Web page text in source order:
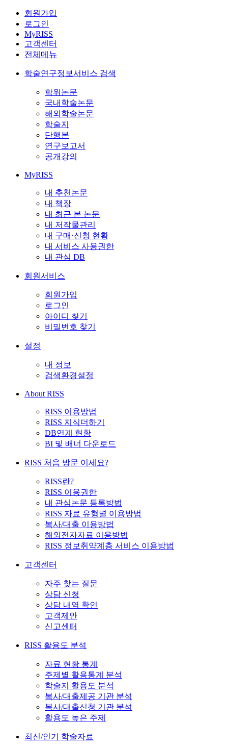
회원가입
로그인
MyRISS
고객센터
전체메뉴
학술연구정보서비스 검색
학위논문
국내학술논문
해외학술논문
학술지
단행본
연구보고서
공개강의
MyRISS
내 추천논문
내 책장
내 최근 본 논문
내 저작물관리
내 구매·신청 현황
내 서비스 사용권한
내 관심 DB
회원서비스
회원가입
로그인
아이디 찾기
비밀번호 찾기
설정
내 정보
검색환경설정
About RISS
RISS 이용방법
RISS 지식더하기
DB연계 현황
BI 및 배너 다운로드
RISS 처음 방문 이세요?
RISS란?
RISS 이용권한
내 관심논문 등록방법
RISS 자료 유형별 이용방법
복사/대출 이용방법
해외전자자료 이용방법
RISS 정보취약계층 서비스 이용방법
고객센터
자주 찾는 질문
상담 신청
상담 내역 확인
고객제안
신고센터
RISS 활용도 분석
자료 현황 통계
주제별 활용통계 분석
학술지 활용도 분석
복사/대출제공 기관 분석
복사/대출신청 기관 분석
활용도 높은 주제
최신/인기 학술자료